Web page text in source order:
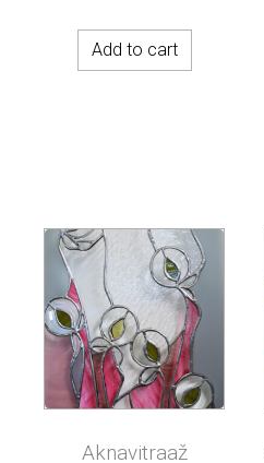
Add to cart
Aknavitraaž